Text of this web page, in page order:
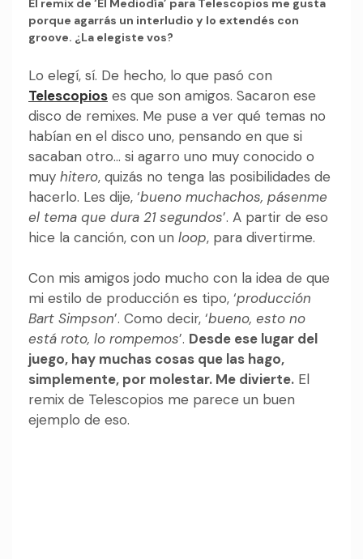
El remix de ‘El Mediodía’ para Telescopios me gusta
porque agarrás un interludio y lo extendés con
groove. ¿La elegiste vos?
Lo elegí, sí. De hecho, lo que pasó con
Telescopios es que son amigos. Sacaron ese
disco de remixes. Me puse a ver qué temas no
habían en el disco uno, pensando en que si
sacaban otro… si agarro uno muy conocido o
muy hitero, quizás no tenga las posibilidades de
hacerlo. Les dije, ‘bueno muchachos, pásenme
el tema que dura 21 segundos’. A partir de eso
hice la canción, con un loop, para divertirme.
Con mis amigos jodo mucho con la idea de que
mi estilo de producción es tipo, ‘producción
Bart Simpson’. Como decir, ‘bueno, esto no
está roto, lo rompemos’. Desde ese lugar del
juego, hay muchas cosas que las hago,
simplemente, por molestar. Me divierte. El
remix de Telescopios me parece un buen
ejemplo de eso.